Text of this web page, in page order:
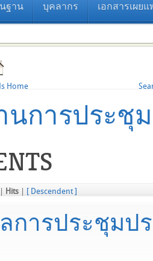
ฐาน บุคลากร เอกสารเผยแ
Home
นการประชุ
Hits [ Descendent ]
การประชุมป